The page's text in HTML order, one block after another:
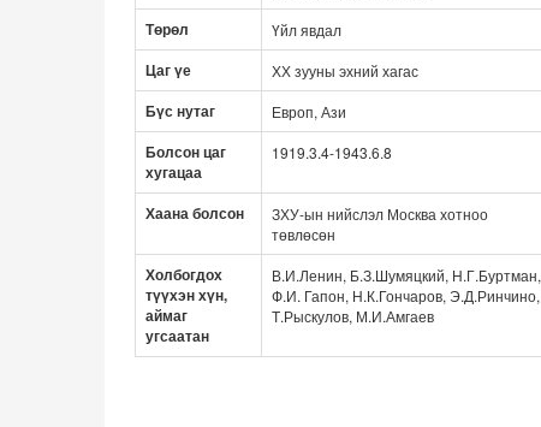
Төрөл Үйл явдал
Цаг үе ХХ зууны эхний хагас
Бүс нутаг Европ, Ази
Болсон цаг
хугацаа
1919.3.4-1943.6.8
Хаана болсон
ЗХУ-ын нийслэл Москва хотноо
төвлөсөн
Холбогдох
түүхэн хүн,
аймаг
угсаатан
В.И.Ленин, Б.З.Шумяцкий, Н.Г.Буртман,
Ф.И. Гапон, Н.К.Гончаров, Э.Д.Ринчино,
Т.Рыскулов, М.И.Амгаев